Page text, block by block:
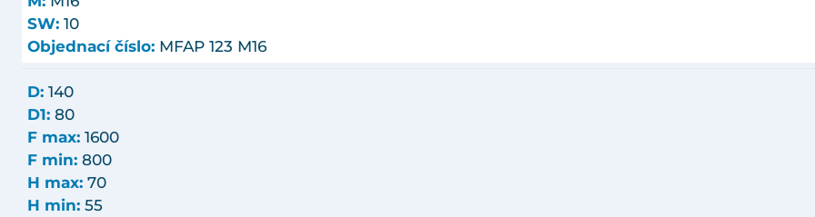
SW: 10
Objednací číslo: MFAP 123 M16
D: 140
D1: 80
F max: 1600
F min: 800
H max: 70
H min: 55